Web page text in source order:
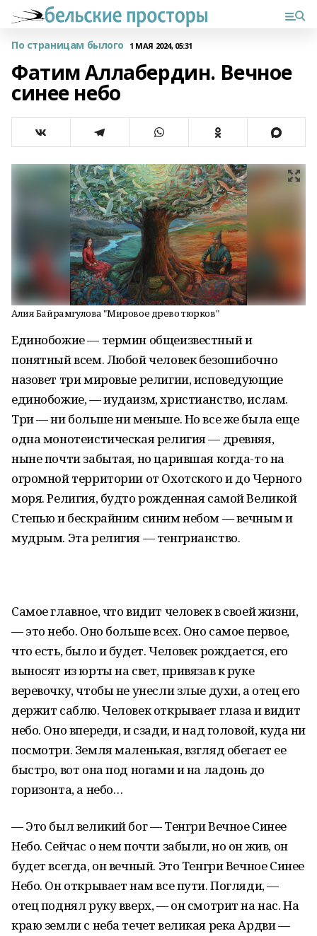
По страницам былого 1 МАЯ 2024, 05:31
Фатим Аллабердин. Вечное
синее небо
Алия Байрамгулова "Мировое древо тюрков"
Единобожие — термин общеизвестный и
понятный всем. Любой человек безошибочно
назовет три мировые религии, исповедующие
единобожие, — иудаизм, христианство, ислам.
Три — ни больше ни меньше. Но все же была еще
одна монотеистическая религия — древняя,
ныне почти забытая, но царившая когда-то на
огромной территории от Охотского и до Черного
моря. Религия, будто рожденная самой Великой
Степью и бескрайним синим небом — вечным и
мудрым. Эта религия — тенгрианство.
Самое главное, что видит человек в своей жизни,
— это небо. Оно больше всех. Оно самое первое,
что есть, было и будет. Человек рождается, его
выносят из юрты на свет, привязав к руке
веревочку, чтобы не унесли злые духи, а отец его
держит саблю. Человек открывает глаза и видит
небо. Оно впереди, и сзади, и над головой, куда ни
посмотри. Земля маленькая, взгляд обегает ее
быстро, вот она под ногами и на ладонь до
горизонта, а небо…
— Это был великий бог — Тенгри Вечное Синее
Небо. Сейчас о нем почти забыли, но он жив, он
будет всегда, он вечный. Это Тенгри Вечное Синее
Небо. Он открывает нам все пути. Погляди, —
отец поднял руку вверх, — он смотрит на нас. На
краю земли с неба течет великая река Ардви —